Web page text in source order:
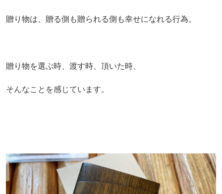
贈り物は、贈る側も贈られる側も幸せになれる行為。
贈り物を選ぶ時、渡す時、頂いた時、
そんなことを感じています。